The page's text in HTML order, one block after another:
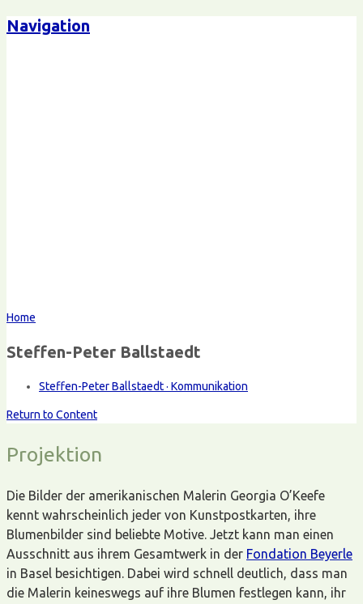
Navigation
Home
Steffen-Peter Ballstaedt
Steffen-Peter Ballstaedt · Kommunikation
Return to Content
Projektion
Die Bilder der amerikanischen Malerin Georgia O’Keefe
kennt wahrscheinlich jeder von Kunstpostkarten, ihre
Blumenbilder sind beliebte Motive. Jetzt kann man einen
Ausschnitt aus ihrem Gesamtwerk in der Fondation Beyerle
in Basel besichtigen. Dabei wird schnell deutlich, dass man
die Malerin keineswegs auf ihre Blumen festlegen kann, ihr